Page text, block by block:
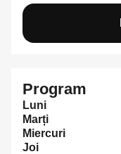
Program
Luni
Marți
Miercuri
Joi